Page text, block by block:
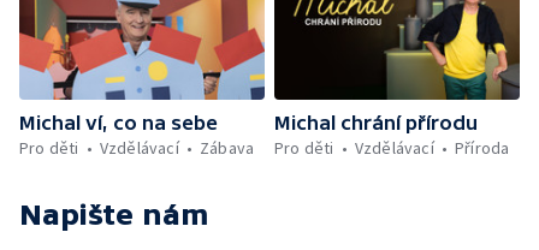
Michal ví, co na sebe
Pro děti
Vzdělávací Zábava
Michal chrání přírodu
Pro děti
Vzdělávací Příroda
Napište nám